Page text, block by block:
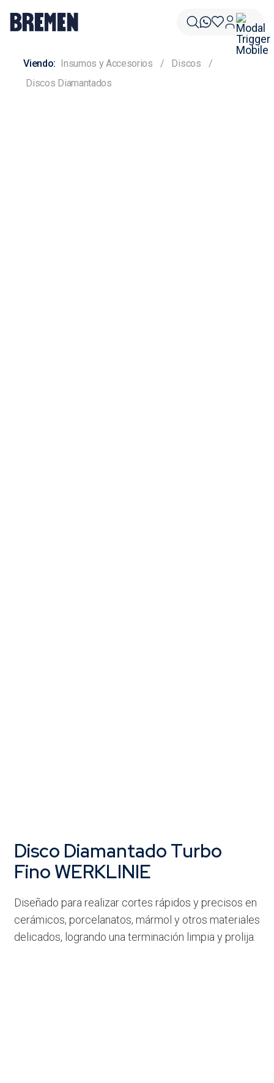
Insumos y Accesorios
Discos
Discos Diamantados
Disco Diamantado Turbo
Fino WERKLINIE
Diseñado para realizar cortes rápidos y precisos en
cerámicos, porcelanatos, mármol y otros materiales
delicados, logrando una terminación limpia y prolija.